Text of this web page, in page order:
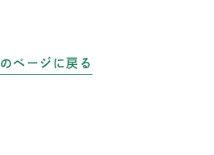
ページに戻る